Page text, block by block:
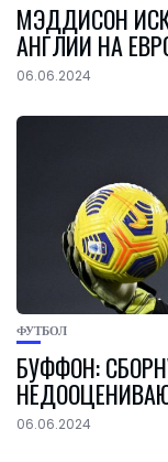
МЭДДИСОН
АНГЛИИ НА
06.06.2024
ФУТБОЛ
БУФФОН:
06.06.2024